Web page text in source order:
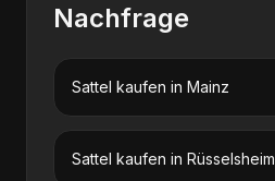
Nachfrage
Sattel kaufen in Mainz
Sattel kaufen in Rüsselsheim